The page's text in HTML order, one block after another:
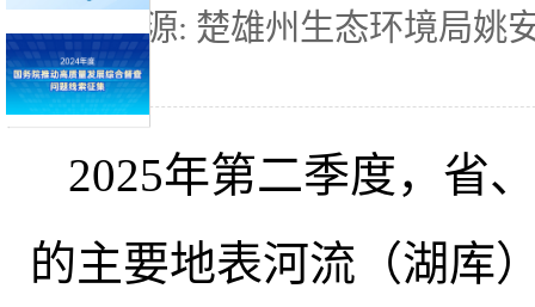
来源: 楚雄州生态环境局姚
2025年第二季度， 省
的主要地表河流（湖库